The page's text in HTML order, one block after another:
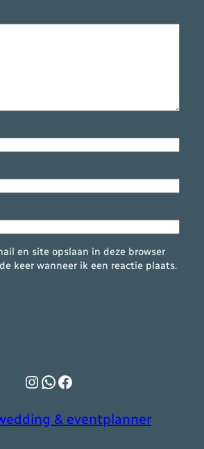
en site opslaan in deze browser
keer wanneer ik een reactie plaats.
Instagram
WhatsApp
Facebook
& eventplanner